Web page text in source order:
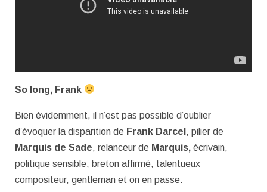
So long, Frank
Bien évidemment, il n’est pas possible d’oublier
d’évoquer la disparition de Frank Darcel , pilier de
Marquis de Sade, relanceur de Marquis, écrivain,
politique sensible, breton affirmé, talentueux
compositeur, gentleman et on en passe.